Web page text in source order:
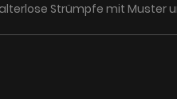
Strümpfe mit Muster